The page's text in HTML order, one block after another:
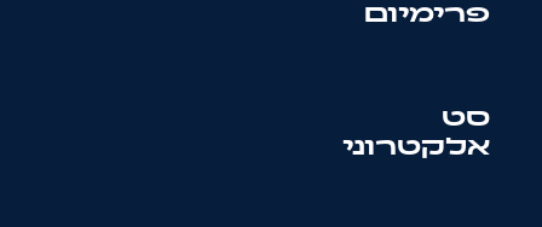
פרימיום
סט
אלקטרוני